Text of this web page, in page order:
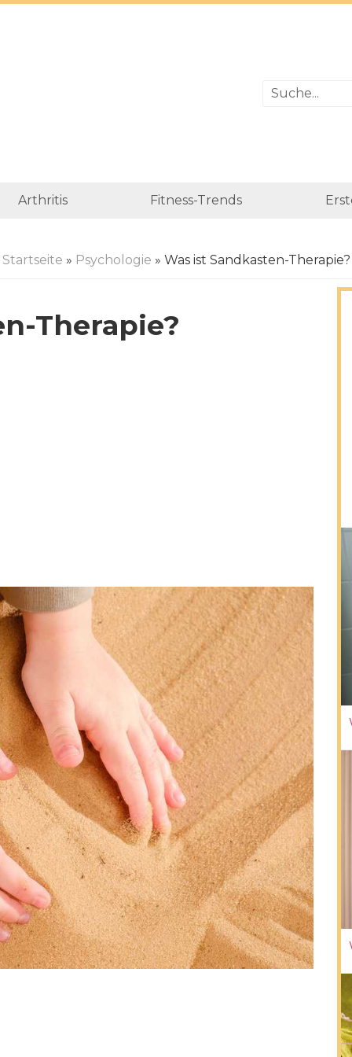
Arthritis Fitness-Trends
Startseite » Psychologie » Was ist Sandkasten-Therapie?
Therapie?